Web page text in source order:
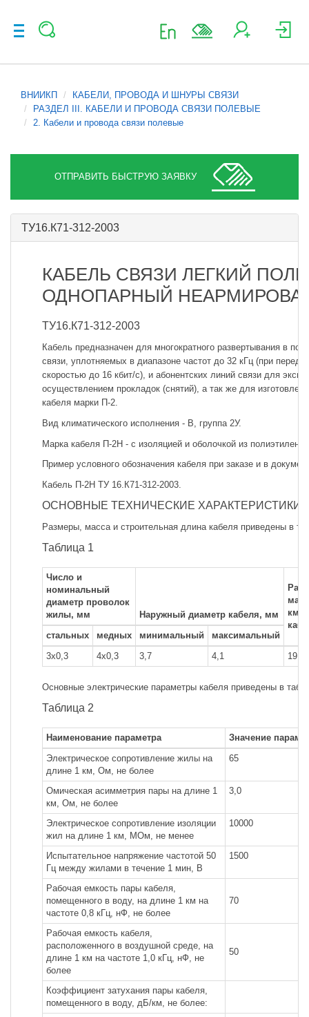
ВНИИКП
КАБЕЛИ, ПРОВОДА И ШНУРЫ СВЯЗИ
РАЗДЕЛ III. КАБЕЛИ И ПРОВОДА СВЯЗИ ПОЛЕВЫЕ
2. Кабели и провода связи полевые
ОТПРАВИТЬ БЫСТРУЮ ЗАЯВКУ
ТУ16.К71-312-2003
КАБЕЛЬ СВЯЗИ ЛЕГКИЙ
ОДНОПАРНЫЙ
ТУ16.К71-312-2003
Кабель предназначен для многократного развертывания в
связи, уплотняемых в диапазоне частот до 32 кГц (при
скоростью до 16 кбит/с), и абонентских линий связи для
осуществлением прокладок (снятий), а так же для
кабеля марки П-2.
Вид климатического исполнения - В, группа 2У.
Марка кабеля П-2Н - с изоляцией и оболочкой из полиэтилена.
Пример условного обозначения кабеля при заказе и в
Кабель П-2Н ТУ 16.К71-312-2003.
ОСНОВНЫЕ ТЕХНИЧЕСКИЕ ХАРАКТЕРИСТИКИ
Размеры, масса и строительная длина кабеля приведены в
Таблица 1
Число и
номинальный
диаметр проволок
жилы, мм
Наружный диаметр кабеля, мм
км
стальных
медных минимальный
максимальный
3x0,3
4x0,3 3,7 4,1
Основные электрические параметры кабеля приведены в
Таблица 2
Наименование параметра
Значение
Электрическое сопротивление жилы на
длине 1 км, Ом, не более
65
Омическая асимметрия пары на длине 1
км, Ом, не более
3,0
Электрическое сопротивление изоляции
жил на длине 1 км, МОм, не менее
10000
Испытательное напряжение частотой 50
Гц между жилами в течение 1 мин, В
1500
Рабочая емкость пары кабеля,
помещенного в воду, на длине 1 км на
частоте 0,8 кГц, нФ, не более
70
Рабочая емкость кабеля,
расположенного в воздушной среде, на
длине 1 км на частоте 1,0 кГц, нФ, не
более
50
Коэффициент затухания пары кабеля,
помещенного в воду, дБ/км, не более: